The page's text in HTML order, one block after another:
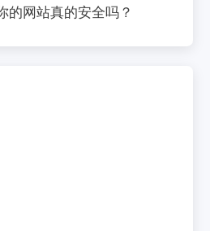
的网站真的安全吗？